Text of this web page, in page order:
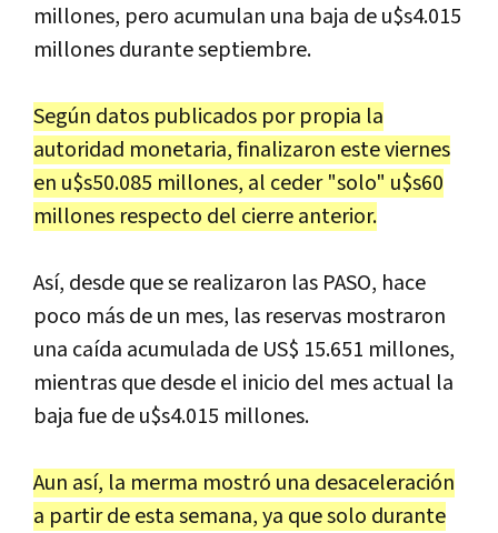
millones, pero acumulan una baja de u$s4.015
millones durante septiembre.
Según datos publicados por propia la
autoridad monetaria, finalizaron este viernes
en u$s50.085 millones, al ceder "solo" u$s60
millones respecto del cierre anterior.
Así, desde que se realizaron las PASO, hace
poco más de un mes, las reservas mostraron
una caída acumulada de US$ 15.651 millones,
mientras que desde el inicio del mes actual la
baja fue de u$s4.015 millones.
Aun así, la merma mostró una desaceleración
a partir de esta semana, ya que solo durante